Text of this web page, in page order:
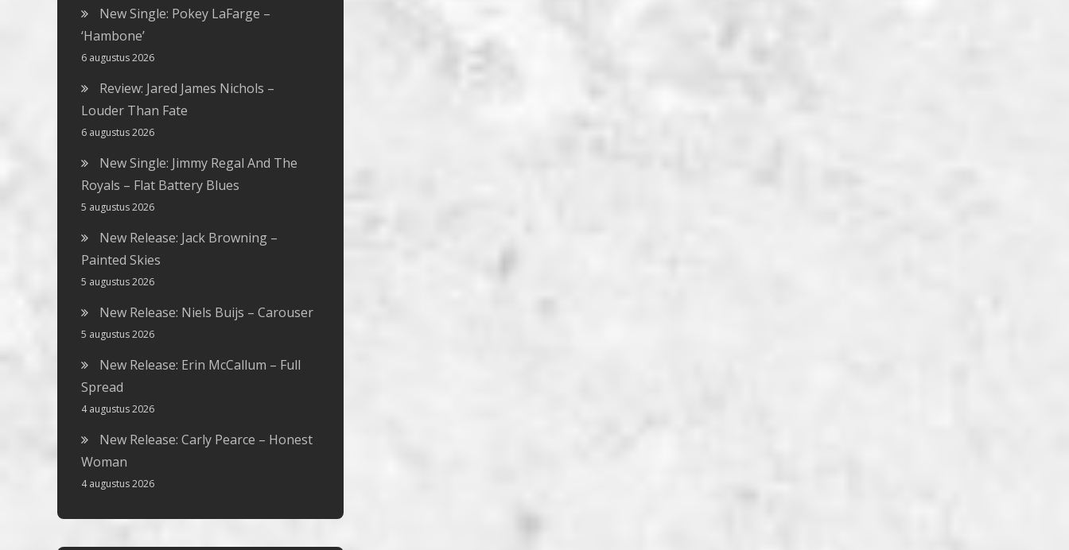
New Single: Pokey LaFarge –
‘Hambone’
6 augustus 2026
Review: Jared James Nichols –
Louder Than Fate
6 augustus 2026
New Single: Jimmy Regal And The
Royals – Flat Battery Blues
5 augustus 2026
New Release: Jack Browning –
Painted Skies
5 augustus 2026
New Release: Niels Buijs – Carouser
5 augustus 2026
New Release: Erin McCallum – Full
Spread
4 augustus 2026
New Release: Carly Pearce – Honest
Woman
4 augustus 2026